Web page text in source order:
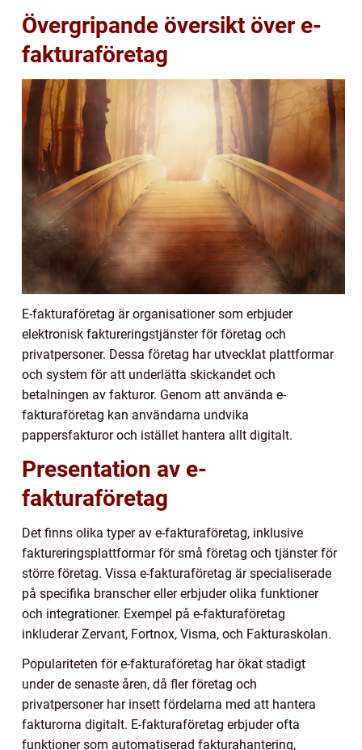
Övergripande översikt över e-
fakturaföretag
E-fakturaföretag är organisationer som erbjuder
elektronisk faktureringstjänster för företag och
privatpersoner. Dessa företag har utvecklat plattformar
och system för att underlätta skickandet och
betalningen av fakturor. Genom att använda e-
fakturaföretag kan användarna undvika
pappersfakturor och istället hantera allt digitalt.
Presentation av e-
fakturaföretag
Det finns olika typer av e-fakturaföretag, inklusive
faktureringsplattformar för små företag och tjänster för
större företag. Vissa e-fakturaföretag är specialiserade
på specifika branscher eller erbjuder olika funktioner
och integrationer. Exempel på e-fakturaföretag
inkluderar Zervant, Fortnox, Visma, och Fakturaskolan.
Populariteten för e-fakturaföretag har ökat stadigt
under de senaste åren, då fler företag och
privatpersoner har insett fördelarna med att hantera
fakturorna digitalt. E-fakturaföretag erbjuder ofta
funktioner som automatiserad fakturahantering,